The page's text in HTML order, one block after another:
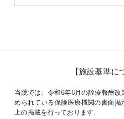
【施設基準に
当院では、令和6年6月の診療報酬
められている保険医療機関の書面掲
上の掲載を行っております。